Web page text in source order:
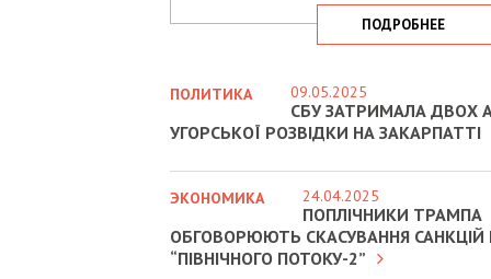
ПОДРОБНЕЕ
ПОЛИТИКА 09.05.2025
СБУ ЗАТРИМАЛА ДВОХ
УГОРСЬКОЇ РОЗВІДКИ НА ЗАКАРПАТТІ
ЭКОНОМИКА 24.04.2025
ПОПЛІЧНИКИ ТРАМПА
ОБГОВОРЮЮТЬ СКАСУВАННЯ САНКЦІЙ
“ПІВНІЧНОГО ПОТОКУ-2”